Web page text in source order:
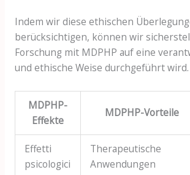
Indem wir diese ethischen
berücksichtigen, können wir
Forschung mit MDPHP auf eine
und ethische Weise durchgeführt wird.
MDPHP-
Effekte
MDPHP-Vorteile
Effetti
psicologici
Therapeutische
Anwendungen